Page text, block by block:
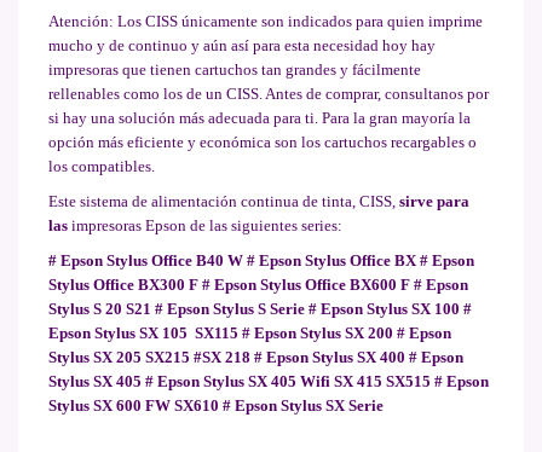
Atención: Los CISS únicamente son indicados para quien imprime
mucho y de continuo y aún así para esta necesidad hoy hay
impresoras que tienen cartuchos tan grandes y fácilmente
rellenables como los de un CISS. Antes de comprar, consultanos por
si hay una solución más adecuada para ti. Para la gran mayoría la
opción más eficiente y económica son los cartuchos recargables o
los compatibles.
Este sistema de alimentación continua de tinta, CISS, sirve para
las impresoras Epson de las siguientes series:
# Epson Stylus Office B40 W # Epson Stylus Office BX # Epson
Stylus Office BX300 F # Epson Stylus Office BX600 F # Epson
Stylus S 20 S21 # Epson Stylus S Serie # Epson Stylus SX 100 #
Epson Stylus SX 105 SX115 # Epson Stylus SX 200 # Epson
Stylus SX 205 SX215 #SX 218 # Epson Stylus SX 400 # Epson
Stylus SX 405 # Epson Stylus SX 405 Wifi SX 415 SX515 # Epson
Stylus SX 600 FW SX610 # Epson Stylus SX Serie